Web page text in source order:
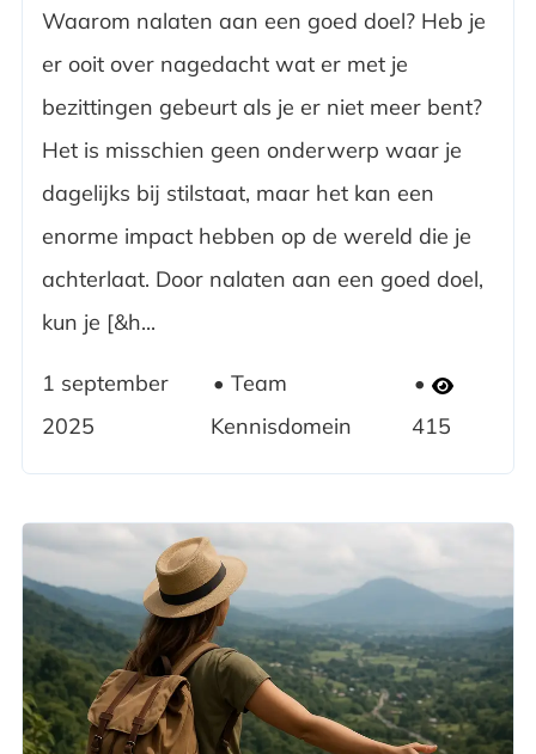
Waarom nalaten aan een goed doel? Heb je
er ooit over nagedacht wat er met je
bezittingen gebeurt als je er niet meer bent?
Het is misschien geen onderwerp waar je
dagelijks bij stilstaat, maar het kan een
enorme impact hebben op de wereld die je
achterlaat. Door nalaten aan een goed doel,
kun je [&h...
1 september
2025
Team
Kennisdomein
415